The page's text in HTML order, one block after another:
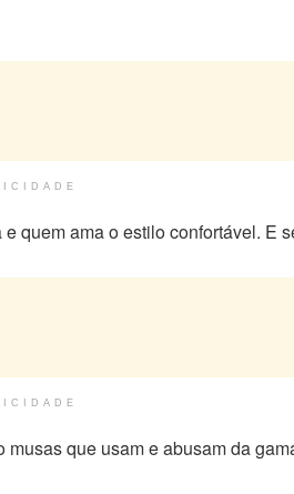
quem ama o estilo confortável. E
que usam e abusam da